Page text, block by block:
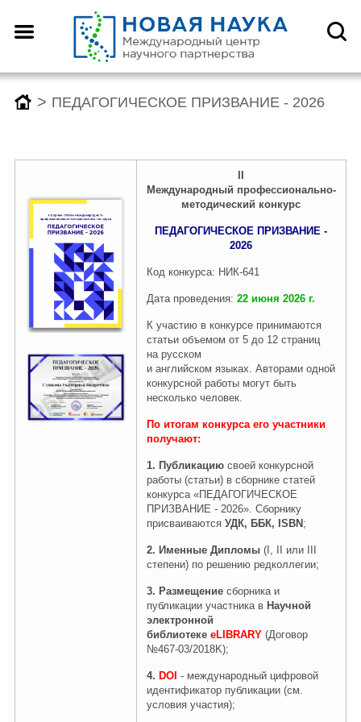
Назад
О центре
Как оформить научную
статью для публикации
Отзывы
Редколлегия
Правовая информация
Назад
Конференции
Заявка (регистрация) на
конференцию
Архив конференций 2026
2025-2019
Назад
Монографии
Заявка на публикацию
монографии
Архив монографий 2026
2025-2019
Назад
Конкурсы
Заявка (регистрация) на
конкурс
Архив конкурсов 2026
2025-2019
> ПЕДАГОГИЧЕСКОЕ ПРИЗВАНИЕ - 2026
Международный профессионально-
методический конкурс
ПЕДАГОГИЧЕСКОЕ ПРИЗВАНИЕ -
2026
Код конкурса: НИК-641
Дата проведения: 22 июня 2026 г.
К участию в конкурсе принимаются
статьи объемом от 5 до 12 страниц
на русском
и английском языках. Авторами одной
конкурсной работы могут быть
несколько человек.
По итогам конкурса его участники
получают:
1. Публикациюсвоей конкурсной
работы (статьи) в сборнике статей
конкурса «ПЕДАГОГИЧЕСКОЕ
ПРИЗВАНИЕ - 2026». Сборнику
присваиваются УДК, ББК, ISBN ;
2. Именные Дипломы(I, II или III
степени) по решению редколлегии;
3. Размещениесборника и
публикации участника в Научной
электронной
библиотеке eLIBRARY (Договор
№467-03/2018K);
4. DOI - международный цифровой
идентификатор публикации (см.
условия участия);